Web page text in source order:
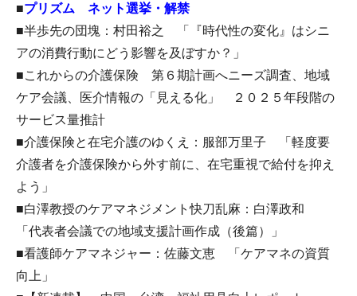
■プリズム ネット選挙・解禁
■半歩先の団塊：村田裕之 「『時代性の変化』はシニ
アの消費行動にどう影響を及ぼすか？」
■これからの介護保険 第６期計画へニーズ調査、地域
ケア会議、医介情報の「見える化」 ２０２５年段階の
サービス量推計
■介護保険と在宅介護のゆくえ：服部万里子 「軽度要
介護者を介護保険から外す前に、在宅重視で給付を抑え
よう」
■白澤教授のケアマネジメント快刀乱麻：白澤政和
「代表者会議での地域支援計画作成（後篇）」
■看護師ケアマネジャー：佐藤文恵 「ケアマネの資質
向上」